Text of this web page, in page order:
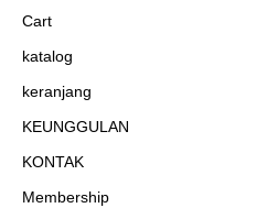
Cart
katalog
keranjang
KEUNGGULAN
KONTAK
Membership